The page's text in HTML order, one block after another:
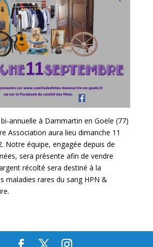
annuelle à Dammartin en Goële (77)
Association aura lieu dimanche 11
Notre équipe, engagée depuis de
sera présente afin de vendre
récolté sera destiné à la
maladies rares du sang HPN &